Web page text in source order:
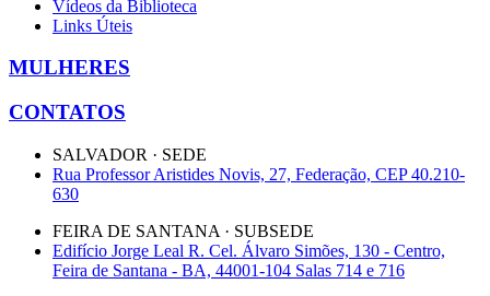
Vídeos da Biblioteca
Links Úteis
MULHERES
CONTATOS
SALVADOR · SEDE
Rua Professor Aristides Novis, 27, Federação, CEP 40.210-
630
FEIRA DE SANTANA · SUBSEDE
Edifício Jorge Leal R. Cel. Álvaro Simões, 130 - Centro,
Feira de Santana - BA, 44001-104 Salas 714 e 716